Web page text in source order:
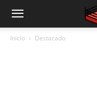
Inicio Destacado